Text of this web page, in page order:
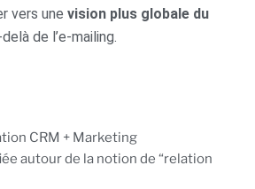
vers une vision plus globale du
de l’e-mailing.
CRM + Marketing
autour de la notion de “relation